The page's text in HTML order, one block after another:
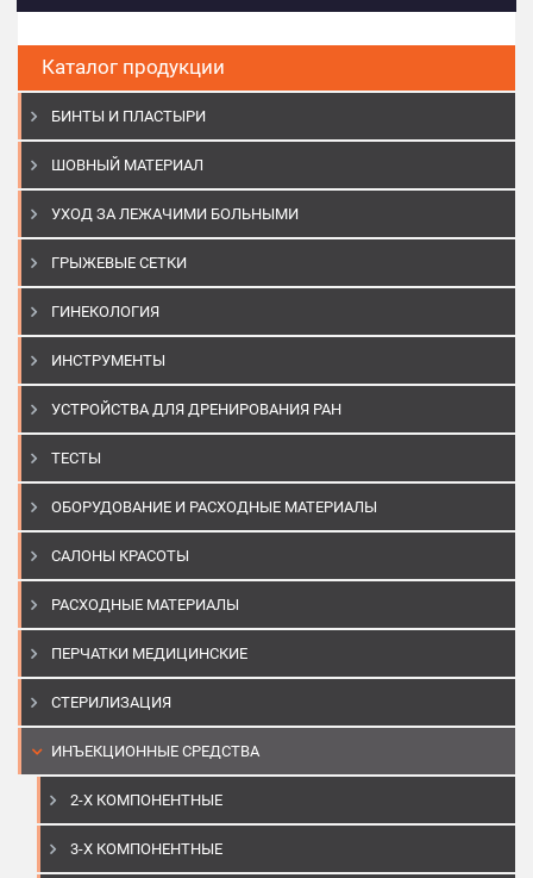
Каталог продукции
БИНТЫ И ПЛАСТЫРИ
ШОВНЫЙ МАТЕРИАЛ
УХОД ЗА ЛЕЖАЧИМИ БОЛЬНЫМИ
ГРЫЖЕВЫЕ СЕТКИ
ГИНЕКОЛОГИЯ
ИНСТРУМЕНТЫ
УСТРОЙСТВА ДЛЯ ДРЕНИРОВАНИЯ РАН
ТЕСТЫ
ОБОРУДОВАНИЕ И РАСХОДНЫЕ МАТЕРИАЛЫ
САЛОНЫ КРАСОТЫ
РАСХОДНЫЕ МАТЕРИАЛЫ
ПЕРЧАТКИ МЕДИЦИНСКИЕ
СТЕРИЛИЗАЦИЯ
ИНЪЕКЦИОННЫЕ СРЕДСТВА
2-Х КОМПОНЕНТНЫЕ
3-Х КОМПОНЕНТНЫЕ